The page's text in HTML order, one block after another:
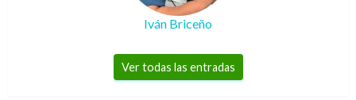
Iván Briceño
Ver todas las entradas